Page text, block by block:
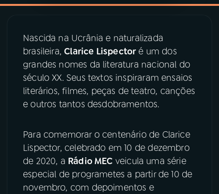
08PRÊMIO RÁDIO MEC
YouTube Facebook
Instagram X
TikTok
Nascida na Ucrânia e naturalizada
brasileira,Clarice Lispectoré um dos
grandes nomes da literatura nacional do
século XX. Seus textos inspiraram ensaios
literários, filmes, peças de teatro, canções
e outros tantos desdobramentos.
Para comemorar o centenário de Clarice
Lispector, celebrado em 10 de dezembro
de 2020, a Rádio MEC veicula uma série
especial de programetes a partir de 10 de
novembro, com depoimentos e